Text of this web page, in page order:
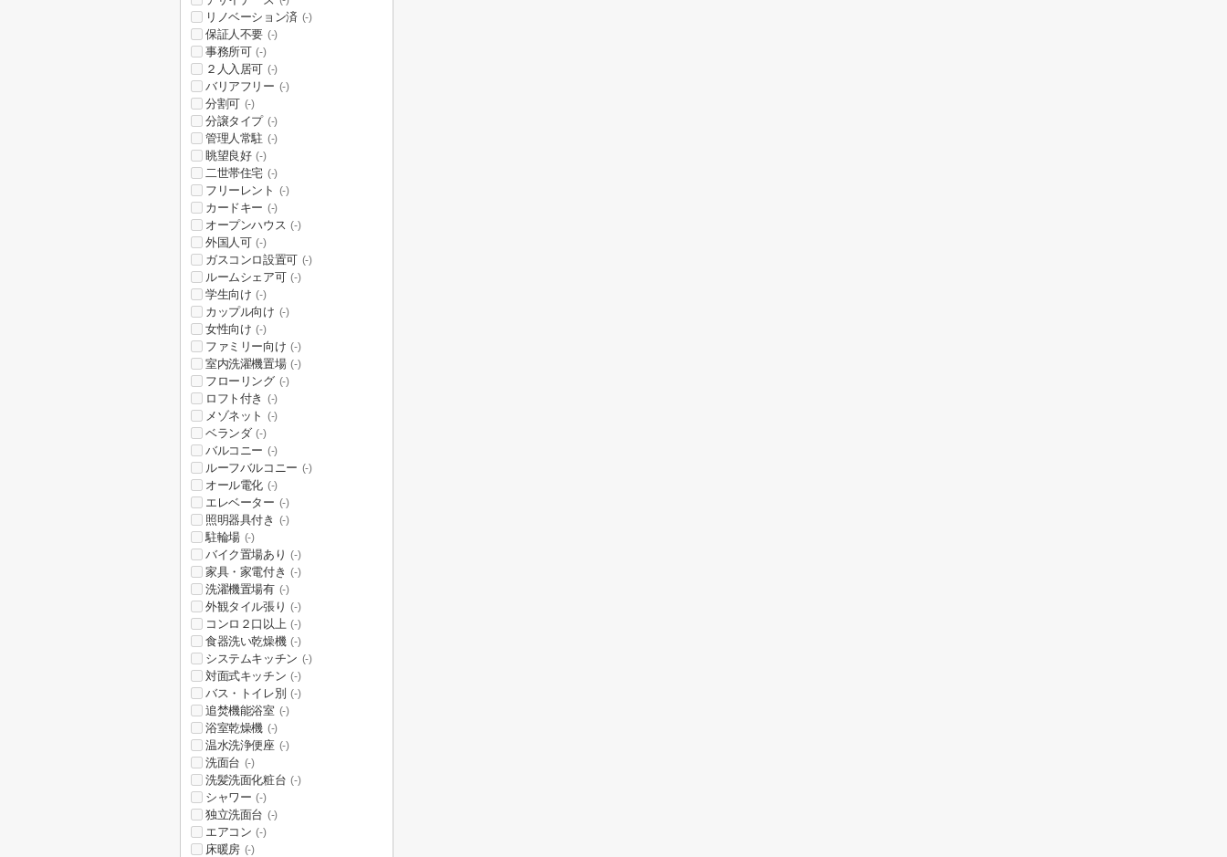
リノベーション済 (-)
保証人不要 (-)
事務所可 (-)
２人入居可 (-)
バリアフリー (-)
分割可 (-)
分譲タイプ (-)
管理人常駐 (-)
眺望良好 (-)
二世帯住宅 (-)
フリーレント (-)
カードキー (-)
オープンハウス (-)
外国人可 (-)
ガスコンロ設置可 (-)
ルームシェア可 (-)
学生向け (-)
カップル向け (-)
女性向け (-)
ファミリー向け (-)
室内洗濯機置場 (-)
フローリング (-)
ロフト付き (-)
メゾネット (-)
ベランダ (-)
バルコニー (-)
ルーフバルコニー (-)
オール電化 (-)
エレベーター (-)
照明器具付き (-)
駐輪場 (-)
バイク置場あり (-)
家具・家電付き (-)
洗濯機置場有 (-)
外観タイル張り (-)
コンロ２口以上 (-)
食器洗い乾燥機 (-)
システムキッチン (-)
対面式キッチン (-)
バス・トイレ別 (-)
追焚機能浴室 (-)
浴室乾燥機 (-)
温水洗浄便座 (-)
洗面台 (-)
洗髪洗面化粧台 (-)
シャワー (-)
独立洗面台 (-)
エアコン (-)
床暖房 (-)